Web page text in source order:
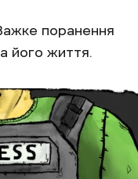
поранення
його життя.